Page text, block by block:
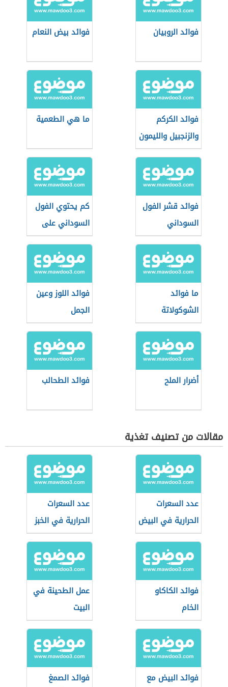
فوائد الروبيان فوائد بيض النعام
فوائد الكركم
والزنجبيل والليمون
ما هي الطعمية
فوائد قشر الفول
السوداني
كم يحتوي الفول
السوداني على
بروتين
ما فوائد
الشوكولاتة
فوائد اللوز وعين
الجمل
أضرار الملح فوائد الطحالب
مقالات من تصنيف تغذية
عدد السعرات
الحرارية في البيض
عدد السعرات
الحرارية في الخبز
فوائد الكاكاو
الخام
عمل الطحينة في
البيت
فوائد البيض مع
فوائد الصمغ